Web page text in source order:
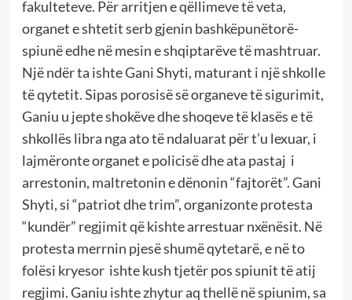
fakulteteve. Për arritjen e qëllimeve të veta,
organet e shtetit serb gjenin bashkëpunëtorë-
spiunë edhe në mesin e shqiptarëve të mashtruar.
Një ndër ta ishte Gani Shyti, maturant i një shkolle
të qytetit. Sipas porosisë së organeve të sigurimit,
Ganiu u jepte shokëve dhe shoqeve të klasës e të
shkollës libra nga ato të ndaluarat për t’u lexuar, i
lajmëronte organet e policisë dhe ata pastaj i
arrestonin, maltretonin e dënonin “fajtorët”. Gani
Shyti, si “patriot dhe trim”, organizonte protesta
“kundër” regjimit që kishte arrestuar nxënësit. Në
protesta merrnin pjesë shumë qytetarë, e në to
folësi kryesor ishte kush tjetër pos spiunit të atij
regjimi. Ganiu ishte zhytur aq thellë në spiunim, sa